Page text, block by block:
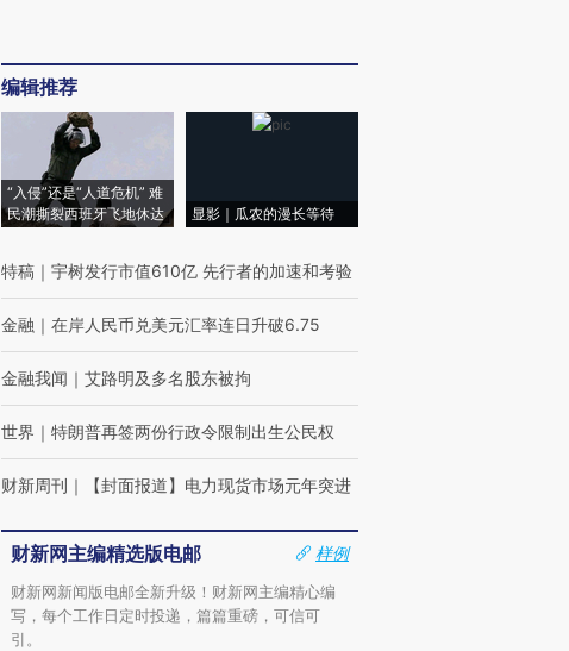
编辑推荐
“入侵”还是“人道危机” 难
民潮撕裂西班牙飞地休达
显影｜瓜农的漫长等待
特稿 ｜ 宇树发行市值610亿 先行者的加速和考验
金融 ｜ 在岸人民币兑美元汇率连日升破6.75
金融我闻 ｜ 艾路明及多名股东被拘
世界 ｜ 特朗普再签两份行政令限制出生公民权
财新周刊 ｜ 【封面报道】电力现货市场元年突进
财新网主编精选版电邮
样例
财新网新闻版电邮全新升级！财新网主编精心编
写，每个工作日定时投递，篇篇重磅，可信可
引。